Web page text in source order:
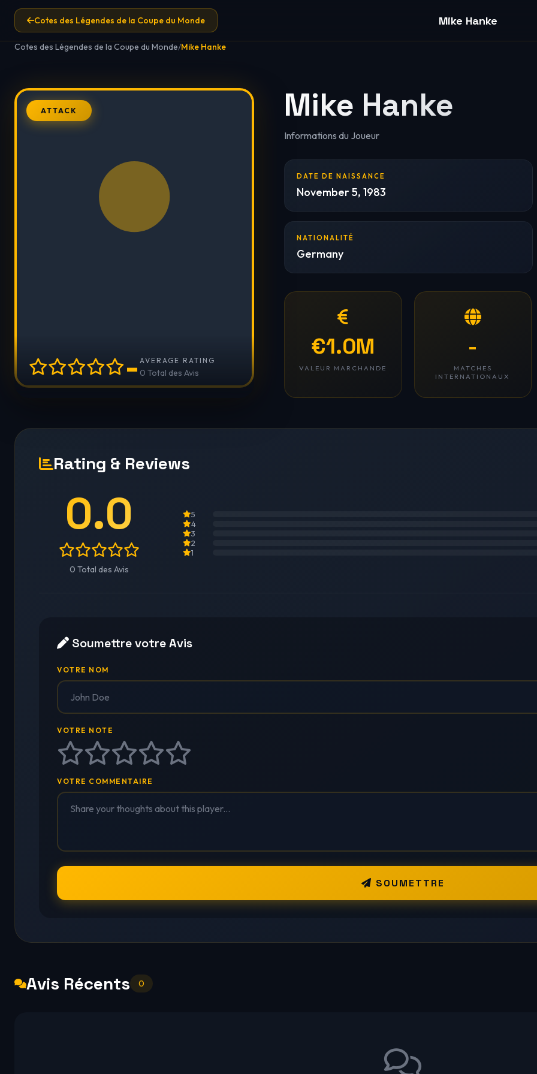
Cotes des Légendes de la Coupe du Monde Mike Hanke
Cotes des Légendes de la Coupe du Monde/Mike Hanke
ATTACK
- AVERAGE RATING
0 Total des Avis
Mike Hanke
Informations du Joueur
DATE DE NAISSANCE
November 5, 1983
NATIONALITÉ
Germany
€1.0M
VALEUR MARCHANDE
-
MATCHES
INTERNATIONAUX
Rating & Reviews
0.0
0 Total des Avis
5
4
3
2
1
Soumettre votre Avis
VOTRE NOM
VOTRE NOTE
VOTRE COMMENTAIRE
SOUMETTRE
Avis Récents 0